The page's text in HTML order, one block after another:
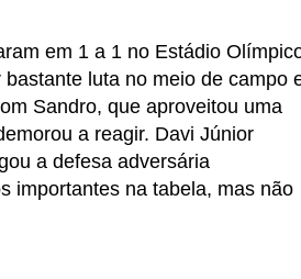
em 1 a 1 no Estádio
luta no meio de campo
Sandro, que aproveitou uma
a reagir. Davi Júnior
a defesa adversária
importantes na tabela, mas não